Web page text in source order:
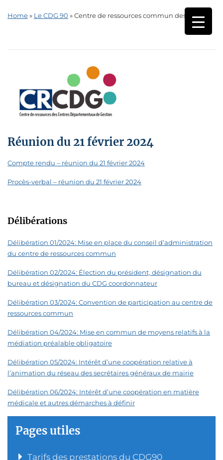
Home» Le CDG 90 »Centre de ressources commun des CDG
Réunion du 21 février 2024
Compte rendu – réunion du 21 février 2024
Procès-verbal – réunion du 21 février 2024
Délibérations
Délibération 01/2024: Mise en place du conseil d’administration
du centre de ressources commun
Délibération 02/2024: Élection du président, désignation du
bureau et désignation du CDG coordonnateur
Délibération 03/2024: Convention de participation au centre de
ressources commun
Délibération 04/2024: Mise en commun de moyens relatifs à la
médiation préalable obligatoire
Délibération 05/2024: Intérêt d’une coopération relative à
l’animation du réseau des secrétaires généraux de mairie
Délibération 06/2024: Intérêt d’une coopération en matière
médicale et autres démarches à définir
Pages utiles
Tarifs des prestations du CDG90